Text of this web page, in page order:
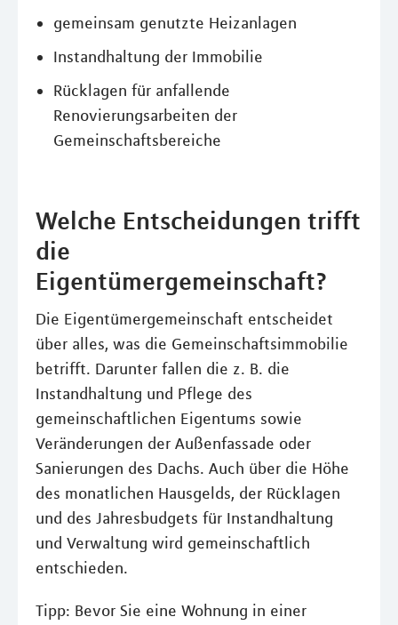
gemeinsam genutzte Heizanlagen
Instandhaltung der Immobilie
Rücklagen für anfallende
Renovierungsarbeiten der
Gemeinschaftsbereiche
Welche Entscheidungen trifft
die
Eigentümergemeinschaft?
Die Eigentümergemeinschaft entscheidet
über alles, was die Gemeinschaftsimmobilie
betrifft. Darunter fallen die z. B. die
Instandhaltung und Pflege des
gemeinschaftlichen Eigentums sowie
Veränderungen der Außenfassade oder
Sanierungen des Dachs. Auch über die Höhe
des monatlichen Hausgelds, der Rücklagen
und des Jahresbudgets für Instandhaltung
und Verwaltung wird gemeinschaftlich
entschieden.
Tipp: Bevor Sie eine Wohnung in einer